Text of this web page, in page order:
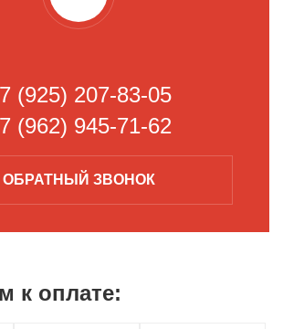
(925) 207-83-05
(962) 945-71-62
ОБРАТНЫЙ ЗВОНОК
к оплате: